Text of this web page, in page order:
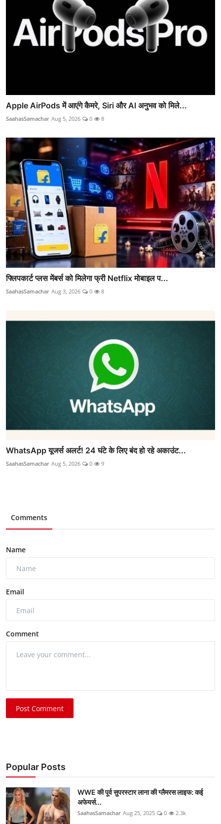
Apple AirPods में आएंगे कैमरे, Siri और AI अनुभव को मिले...
SaahasSamachar Aug 5, 2026 0 8
फ्लिपकार्ट प्लस मेंबर्स को मिलेगा फ्री Netflix मोबाइल प...
SaahasSamachar Aug 3, 2026 0 8
WhatsApp यूजर्स अलर्ट! 24 घंटे के लिए बंद हो रहे अकाउंट...
SaahasSamachar Aug 5, 2026 0 9
Comments
Name
Email
Comment
Post Comment
Popular Posts
WWE की पूर्व सुपरस्टार लाना की ग्लैमरस लाइफ: कई
अफेयर्स...
SaahasSamachar Aug 25, 2025 0 2.3k